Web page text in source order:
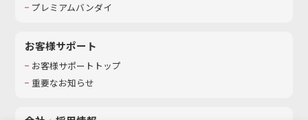
プレミアムバンダイ
お客様サポート
お客様サポートトップ
重要なお知らせ